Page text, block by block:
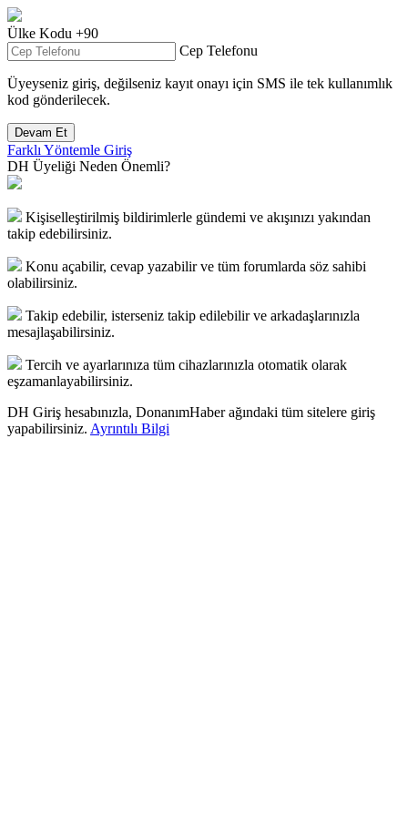
Ülke Kodu +90
Cep Telefonu
Üyeyseniz giriş, değilseniz kayıt onayı için SMS ile tek kullanımlık
kod gönderilecek.
Devam Et
Farklı Yöntemle Giriş
DH Üyeliği Neden Önemli?
Kişiselleştirilmiş bildirimlerle gündemi ve akışınızı yakından
takip edebilirsiniz.
Konu açabilir, cevap yazabilir ve tüm forumlarda söz sahibi
olabilirsiniz.
Takip edebilir, isterseniz takip edilebilir ve arkadaşlarınızla
mesajlaşabilirsiniz.
Tercih ve ayarlarınıza tüm cihazlarınızla otomatik olarak
eşzamanlayabilirsiniz.
DH Giriş hesabınızla, DonanımHaber ağındaki tüm sitelere giriş
yapabilirsiniz. Ayrıntılı Bilgi